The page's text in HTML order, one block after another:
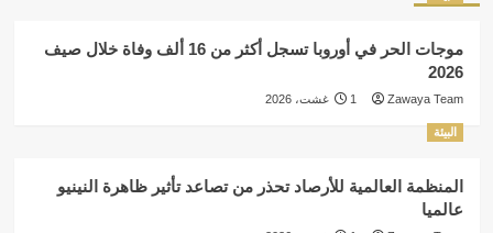
موجات الحر في أوروبا تسجل أكثر من 16 ألف وفاة خلال صيف
2026
Zawaya Team 1 غشت، 2026
البيئة
المنظمة العالمية للأرصاد تحذر من تصاعد تأثير ظاهرة النينيو
عالميا